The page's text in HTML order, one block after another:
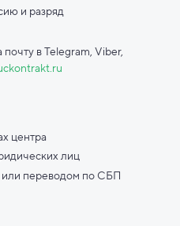
и разряд
в Telegram, Viber,
центра
лиц
или переводом по СБП